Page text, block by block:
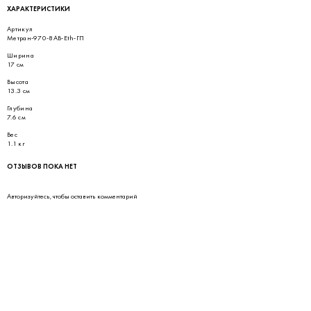
ХАРАКТЕРИСТИКИ
Артикул
Метран-970-8АВ-Eth-ГП
Ширина
17 см
Высота
13.3 см
Глубина
7.6 см
Вес
1.1 кг
ОТЗЫВОВ ПОКА НЕТ
Авторизуйтесь, чтобы оставить комментарий